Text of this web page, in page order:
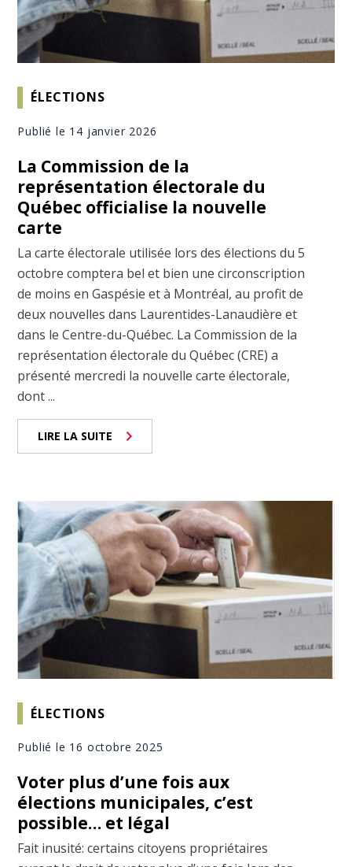
ÉLECTIONS
Publié le 14 janvier 2026
La Commission de la
représentation électorale du
Québec officialise la nouvelle
carte
La carte électorale utilisée lors des élections du 5
octobre comptera bel et bien une circonscription
de moins en Gaspésie et à Montréal, au profit de
deux nouvelles dans Laurentides-Lanaudière et
dans le Centre-du-Québec. La Commission de la
représentation électorale du Québec (CRE) a
présenté mercredi la nouvelle carte électorale,
dont ...
LIRE LA SUITE
ÉLECTIONS
Publié le 16 octobre 2025
Voter plus d’une fois aux
élections municipales, c’est
possible… et légal
Fait inusité: certains citoyens propriétaires